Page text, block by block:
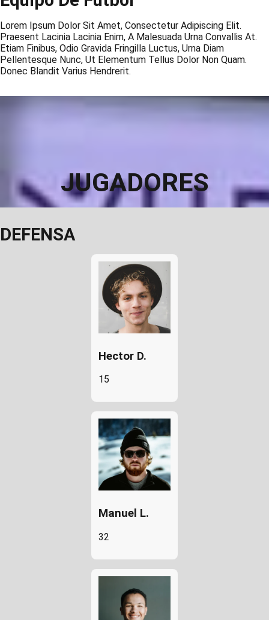
Lorem Ipsum Dolor Sit Amet, Consectetur Adipiscing Elit.
Praesent Lacinia Lacinia Enim, A Malesuada Urna Convallis At.
Etiam Finibus, Odio Gravida Fringilla Luctus, Urna Diam
Pellentesque Nunc, Ut Elementum Tellus Dolor Non Quam.
Donec Blandit Varius Hendrerit.
JUGADORES
DEFENSA
Hector D.
15
Manuel L.
32